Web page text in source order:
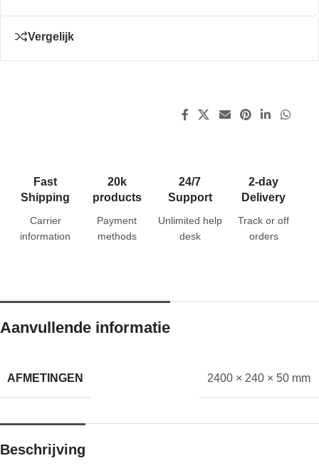
Vergelijk
Fast
Shipping
Carrier
information
20k
products
Payment
methods
24/7
Support
Unlimited help
desk
2-day
Delivery
Track or off
orders
Aanvullende informatie
AFMETINGEN 2400 × 240 × 50 mm
Beschrijving